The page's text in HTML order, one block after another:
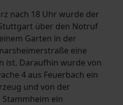
nach 18 Uhr wurde der
über den Notruf
Garten in der
eine
ist. Daraufhin wurde von
4 aus Feuerbach ein
und von der
ein